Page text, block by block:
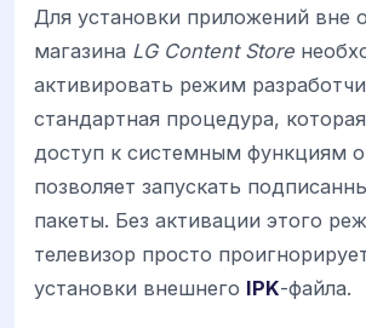
Для установки приложений вне
магазина LG Content Store
активировать режим
стандартная процедура,
доступ к системным функциям
позволяет запускать
пакеты. Без активации этого
телевизор просто
установки внешнего IPK-файла.